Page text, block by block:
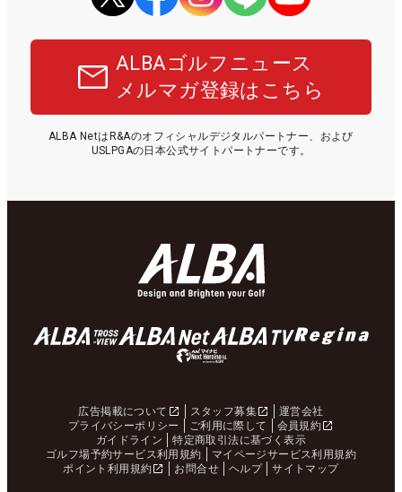
ALBAゴルフニュース
メルマガ登録はこちら
ALBA NetはR&Aのオフィシャルデジタルパートナー、および
USLPGAの日本公式サイトパートナーです。
広告掲載について スタッフ募集
運営会社
プライバシーポリシー
ご利用に際して
会員規約
ガイドライン
特定商取引法に基づく表示
ゴルフ場予約サービス利用規約
マイページサービス利用規約
ポイント利用規約
お問合せ ヘルプ サイトマップ